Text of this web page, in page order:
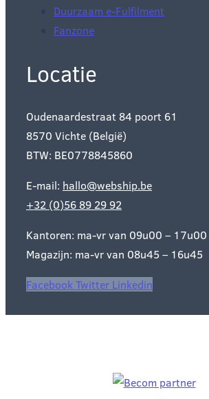
Duurzaam e-Fulfilment
Fanzone
Locatie
Oudenaardestraat 84 poort 61
8570 Vichte (België)
BTW: BE0778845860
E-mail: hallo@webship.be
+32 (0)56 89 29 92
Kantoren: ma-vr van 09u00 – 17u00
Magazijn: ma-vr van 08u45 – 16u45
FacebookTwitter Linkedin